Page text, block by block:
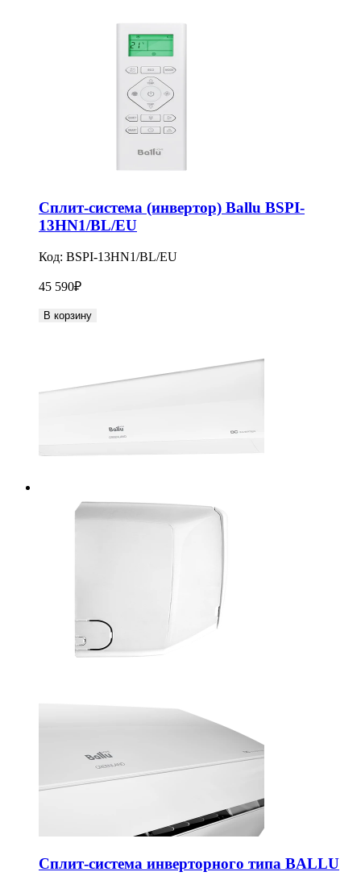
Сплит-система (инвертор) Ballu BSPI-
13HN1/BL/EU
Код: BSPI-13HN1/BL/EU
45 590₽
В корзину
Сплит-система инверторного типа BALLU